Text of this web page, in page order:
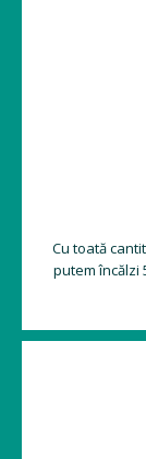
Cu toată
putem încălzi